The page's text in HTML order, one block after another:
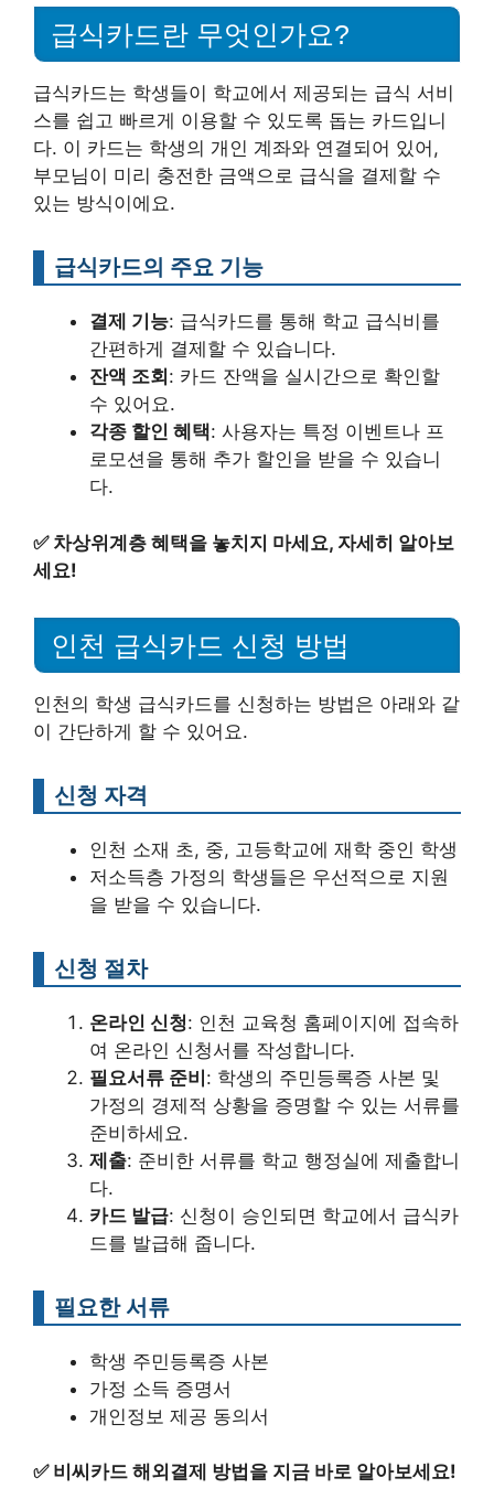
급식카드란 무엇인가요?
급식카드는 학생들이 학교에서 제공되는 급식 서비
스를 쉽고 빠르게 이용할 수 있도록 돕는 카드입니
다. 이 카드는 학생의 개인 계좌와 연결되어 있어,
부모님이 미리 충전한 금액으로 급식을 결제할 수
있는 방식이에요.
급식카드의 주요 기능
결제 기능: 급식카드를 통해 학교 급식비를
간편하게 결제할 수 있습니다.
잔액 조회 : 카드 잔액을 실시간으로 확인할
수 있어요.
각종 할인 혜택: 사용자는 특정 이벤트나 프
로모션을 통해 추가 할인을 받을 수 있습니
다.
✅ 차상위계층 혜택을 놓치지 마세요, 자세히 알아보
세요!
인천 급식카드 신청 방법
인천의 학생 급식카드를 신청하는 방법은 아래와 같
이 간단하게 할 수 있어요.
신청 자격
인천 소재 초, 중, 고등학교에 재학 중인 학생
저소득층 가정의 학생들은 우선적으로 지원
을 받을 수 있습니다.
신청 절차
온라인 신청: 인천 교육청 홈페이지에 접속하
여 온라인 신청서를 작성합니다.
필요서류 준비: 학생의 주민등록증 사본 및
가정의 경제적 상황을 증명할 수 있는 서류를
준비하세요.
제출: 준비한 서류를 학교 행정실에 제출합니
다.
카드 발급: 신청이 승인되면 학교에서 급식카
드를 발급해 줍니다.
필요한 서류
학생 주민등록증 사본
가정 소득 증명서
개인정보 제공 동의서
✅ 비씨카드 해외결제 방법을 지금 바로 알아보세요!